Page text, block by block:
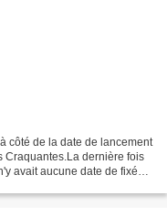
côté de la date de lancement
Craquantes.La dernière fois
avait aucune date de fixée,